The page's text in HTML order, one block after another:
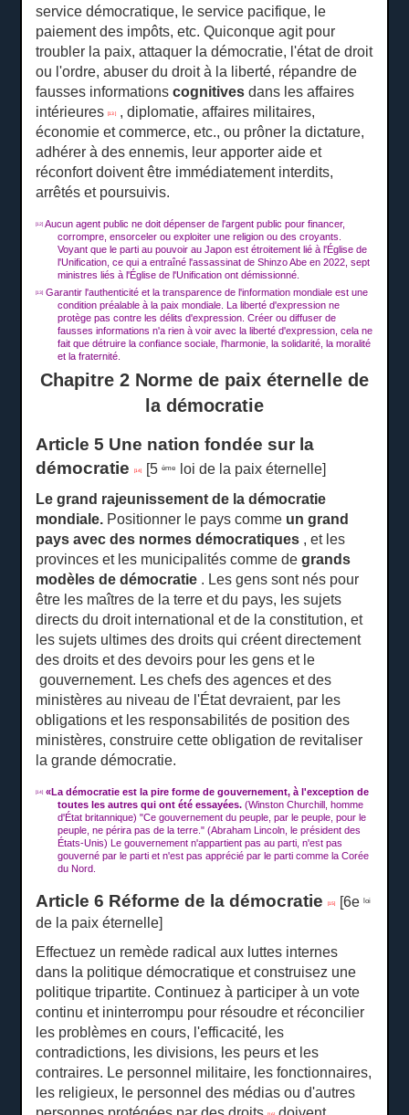
service démocratique, le service pacifique, le
paiement des impôts, etc. Quiconque agit pour
troubler la paix, attaquer la démocratie, l'état de droit
ou l'ordre, abuser du droit à la liberté, répandre de
fausses informationscognitives dans les affaires
intérieures[13 ]
, diplomatie, affaires militaires,
économie et commerce, etc., ou prôner la dictature,
adhérer à des ennemis, leur apporter aide et
réconfort doivent être immédiatement interdits,
arrêtés et poursuivis.
[12] Aucun agent public ne doit dépenser de l'argent public pour financer,
corrompre, ensorceler ou exploiter une religion ou des croyants.
Voyant que le parti au pouvoir au Japon est étroitement lié à l'Église de
l'Unification, ce qui a entraîné l'assassinat de Shinzo Abe en 2022, sept
ministres liés à l'Église de l'Unification ont démissionné.
[13]
Garantir l'authenticité et la transparence de l'information mondiale est une
condition préalable à la paix mondiale.La liberté d'expression ne
protège pas contre les délits d'expression.Créer ou diffuser de
fausses informations n'a rien à voir avec la liberté d'expression, cela ne
fait que détruire la confiance sociale, l'harmonie, la solidarité, la moralité
et la fraternité.
Chapitre 2 Norme de paix éternelle de
la démocratie
Article 5 Une nation fondée sur la
démocratie[14] [5ème
loi de la paix éternelle]
Le grand rajeunissement de la démocratie
mondiale. Positionner le pays comme un grand
pays avec des normes démocratiques , et les
provinces et les municipalités comme degrands
modèles de démocratie . Les gens sont nés pour
être les maîtres de la terre et du pays, les sujets
directs du droit international et de la constitution, et
les sujets ultimes des droits qui créent directement
des droits etdes devoirs pour les gens et le
gouvernement. Les chefs des agences et des
ministères au niveau de l'État devraient, par les
obligations et les responsabilités de position des
ministères, construire cette obligation de revitaliser
la grande démocratie.
[14] «La démocratie est la pire forme de gouvernement, à l'exception de
toutes les autres qui ont été essayées.(Winston Churchill, homme
d'État britannique) "Ce gouvernement du peuple, par le peuple, pour le
peuple, ne périra pas de la terre."(Abraham Lincoln, le président des
États-Unis) Le gouvernement n'appartient pas au parti, n'est pas
gouverné par le parti et n'est pas apprécié par le parti comme la Corée
du Nord.
Article 6 Réforme de la démocratie[15] [6eloi
de la paix éternelle]
Effectuez un remède radical aux luttes internes
dans la politique démocratique et construisez une
politique tripartite.Continuez à participer à un vote
continu et ininterrompu pour résoudre et réconcilier
les problèmes en cours, l'efficacité, les
contradictions, les divisions, les peurs et les
contraires. Le personnel militaire, les fonctionnaires,
les religieux, le personnel des médias ou d'autres